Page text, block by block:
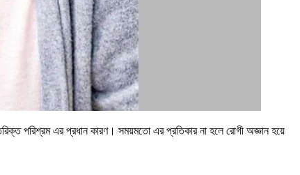
পরিশ্রম এর প্রধান কারণ। সময়মতো এর প্রতিকার না হলে রোগী অজ্ঞান হয়ে